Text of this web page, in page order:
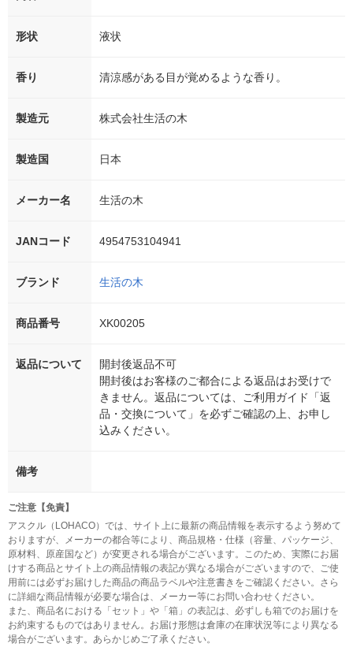
形状 液状
香り 清涼感がある目が覚めるような香り。
製造元 株式会社生活の木
製造国 日本
メーカー名 生活の木
JANコード 4954753104941
ブランド 生活の木
商品番号 XK00205
返品について
開封後返品不可
開封後はお客様のご都合による返品はお受けで
きません。返品については、ご利用ガイド「返
品・交換について」を必ずご確認の上、お申し
込みください。
備考
ご注意【免責】
アスクル（LOHACO）では、サイト上に最新の商品情報を表示するよう努めて
おりますが、メーカーの都合等により、商品規格・仕様（容量、パッケージ、
原材料、原産国など）が変更される場合がございます。このため、実際にお届
けする商品とサイト上の商品情報の表記が異なる場合がございますので、ご使
用前には必ずお届けした商品の商品ラベルや注意書きをご確認ください。さら
に詳細な商品情報が必要な場合は、メーカー等にお問い合わせください。
また、商品名における「セット」や「箱」の表記は、必ずしも箱でのお届けを
お約束するものではありません。お届け形態は倉庫の在庫状況等により異なる
場合がございます。あらかじめご了承ください。